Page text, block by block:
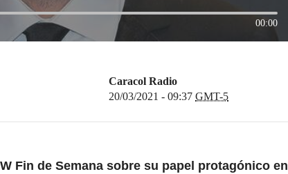
00:00
Caracol Radio
20/03/2021 - 09:37 GMT-5
Fin de Semana sobre su papel protagónico en